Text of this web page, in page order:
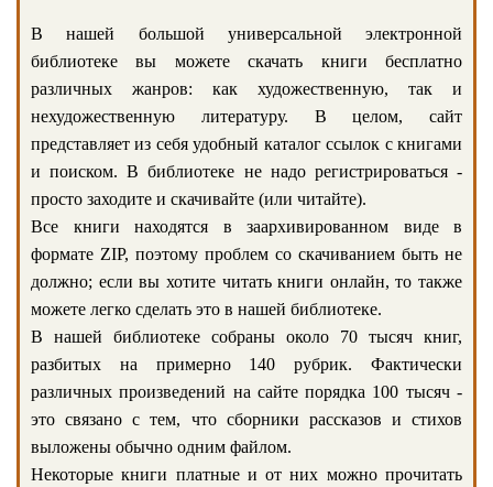
В нашей большой универсальной электронной
библиотеке вы можете скачать книги бесплатно
различных жанров: как художественную, так и
нехудожественную литературу. В целом, сайт
представляет из себя удобный каталог ссылок с книгами
и поиском. В библиотеке не надо регистрироваться -
просто заходите и скачивайте (или читайте).
Все книги находятся в заархивированном виде в
формате ZIP, поэтому проблем со скачиванием быть не
должно; если вы хотите читать книги онлайн, то также
можете легко сделать это в нашей библиотеке.
В нашей библиотеке собраны около 70 тысяч книг,
разбитых на примерно 140 рубрик. Фактически
различных произведений на сайте порядка 100 тысяч -
это связано с тем, что сборники рассказов и стихов
выложены обычно одним файлом.
Некоторые книги платные и от них можно прочитать